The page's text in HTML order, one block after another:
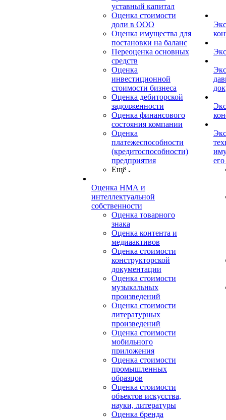
уставный капитал
Оценка стоимости
доли в ООО
Оценка имущества для
постановки на баланс
Переоценка основных
средств
Оценка
инвестиционной
стоимости бизнеса
Оценка дебиторской
задолженности
Оценка финансового
состояния компании
Оценка
платежеспособности
(кредитоспособности)
предприятия
Ещё
Оценка НМА и
интеллектуальной
собственности
Оценка товарного
знака
Оценка контента и
медиаактивов
Оценка стоимости
конструкторской
документации
Оценка стоимости
музыкальных
произведений
Оценка стоимости
литературных
произведений
Оценка стоимости
мобильного
приложения
Оценка стоимости
промышленных
образцов
Оценка стоимости
объектов искусства,
науки, литературы
Оценка бренда